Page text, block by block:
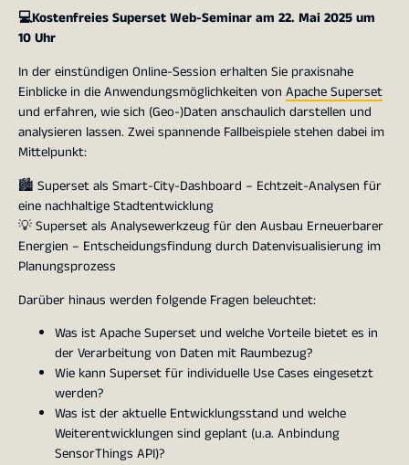
💻Kostenfreies Superset Web-Seminar am 22. Mai 2025 um
10 Uhr
In der einstündigen Online-Session erhalten Sie praxisnahe
Einblicke in die Anwendungsmöglichkeiten von Apache Superset
und erfahren, wie sich (Geo-)Daten anschaulich darstellen und
analysieren lassen. Zwei spannende Fallbeispiele stehen dabei im
Mittelpunkt:
🏙️ Superset als Smart-City-Dashboard – Echtzeit-Analysen für
eine nachhaltige Stadtentwicklung
💡 Superset als Analysewerkzeug für den Ausbau Erneuerbarer
Energien – Entscheidungsfindung durch Datenvisualisierung im
Planungsprozess
Darüber hinaus werden folgende Fragen beleuchtet:
Was ist Apache Superset und welche Vorteile bietet es in
der Verarbeitung von Daten mit Raumbezug?
Wie kann Superset für individuelle Use Cases eingesetzt
werden?
Was ist der aktuelle Entwicklungsstand und welche
Weiterentwicklungen sind geplant (u.a. Anbindung
SensorThings API)?